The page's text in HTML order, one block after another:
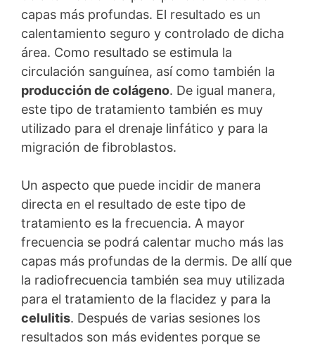
capas más profundas. El resultado es un
calentamiento seguro y controlado de dicha
área. Como resultado se estimula la
circulación sanguínea, así como también la
producción de colágeno. De igual manera,
este tipo de tratamiento también es muy
utilizado para el drenaje linfático y para la
migración de fibroblastos.
Un aspecto que puede incidir de manera
directa en el resultado de este tipo de
tratamiento es la frecuencia. A mayor
frecuencia se podrá calentar mucho más las
capas más profundas de la dermis. De allí que
la radiofrecuencia también sea muy utilizada
para el tratamiento de la flacidez y para la
celulitis. Después de varias sesiones los
resultados son más evidentes porque se